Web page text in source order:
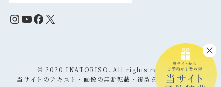
Instagram
YouTube
Facebook
X
© 2020 INATORISO. All rights reserved.
当サイトのテキスト・画像の無断転載・複製を固く禁じます。